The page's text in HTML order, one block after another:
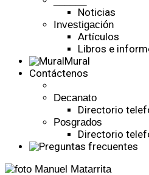
Noticias
Investigación
Artículos
Libros e
Mural
Contáctenos
Decanato
Directorio
Posgrados
Directorio